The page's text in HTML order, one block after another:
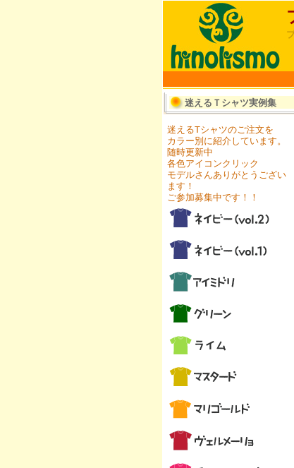
迷えるＴシャツ実例集
迷えるTシャツのご注文を
カラー別に紹介しています。
随時更新中
各色アイコンクリック
モデルさんありがとうござい
ます！
ご参加募集中です！！